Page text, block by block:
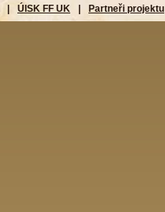
ÚISK FF UK Partneři projektu